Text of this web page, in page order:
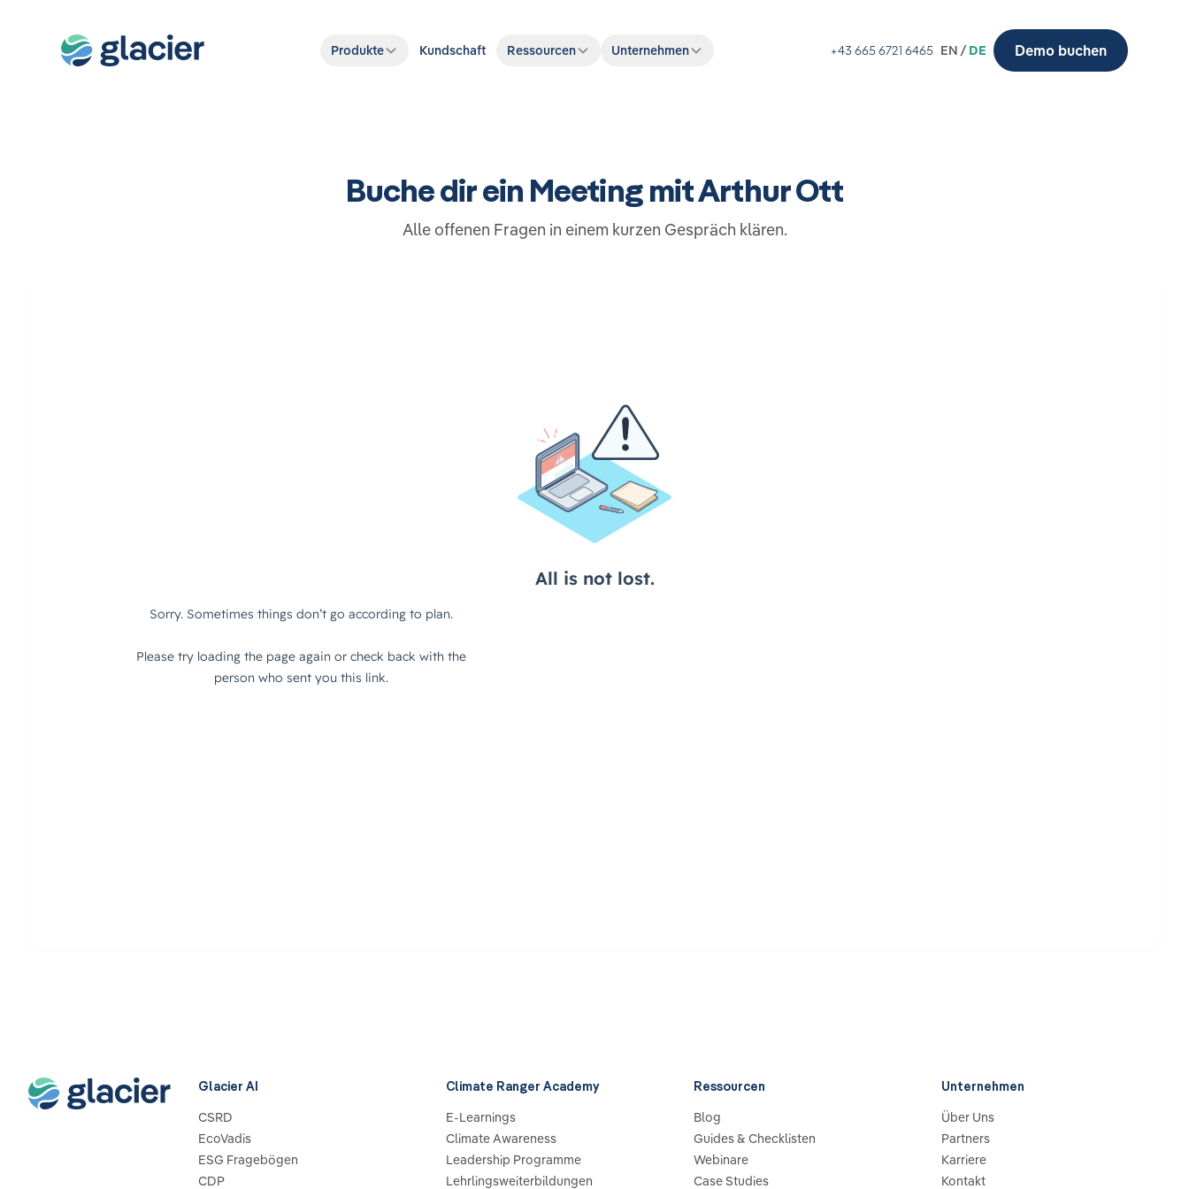
Produkte Kundschaft Ressourcen Unternehmen +43 665 6721 6465 EN / DE Demo buchen
Buche dir ein Meeting mit Arthur Ott
Alle offenen Fragen in einem kurzen Gespräch klären.
Glacier AI
CSRD
EcoVadis
ESG Fragebögen
CDP
Climate Ranger Academy
E-Learnings
Climate Awareness
Leadership Programme
Lehrlingsweiterbildungen
Ressourcen
Blog
Guides & Checklisten
Webinare
Case Studies
Unternehmen
Über Uns
Partners
Karriere
Kontakt